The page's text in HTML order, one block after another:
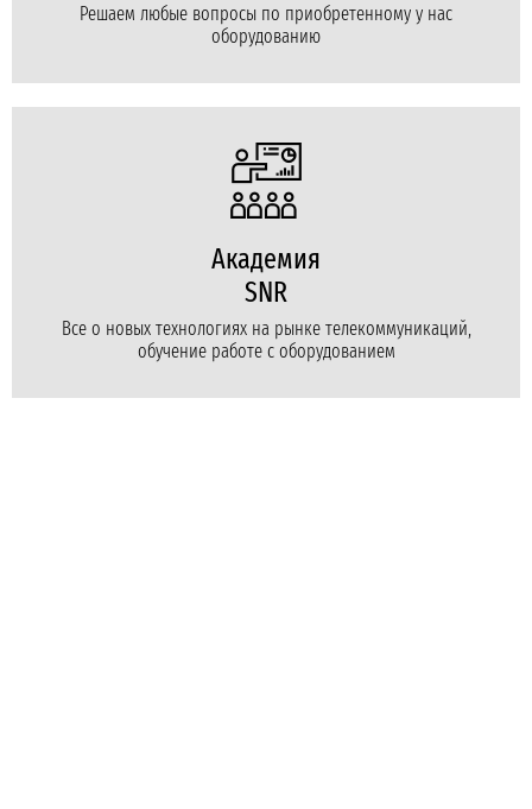
Решаем любые вопросы по приобретенному у нас
оборудованию
Академия
SNR
Все о новых технологиях на рынке телекоммуникаций,
обучение работе с оборудованием